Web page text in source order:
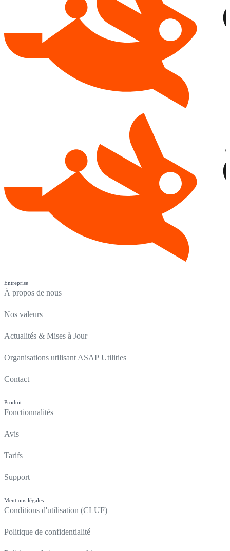
Entreprise
À propos de nous
Nos valeurs
Actualités & Mises à Jour
Organisations utilisant ASAP Utilities
Contact
Produit
Fonctionnalités
Avis
Tarifs
Support
Mentions légales
Conditions d'utilisation (CLUF)
Politique de confidentialité